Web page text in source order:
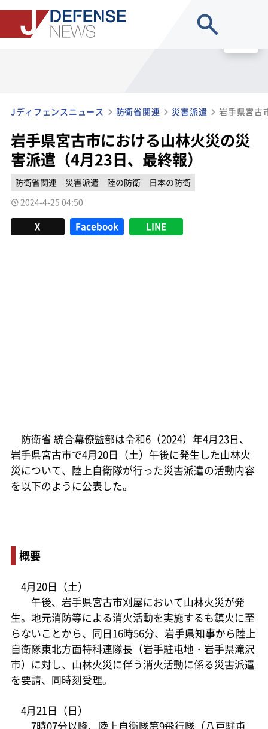
Jディフェンスニュース 防衛省関連 災害派遣
岩手県宮古市における山林火災の災
害派遣（4月23日、最終報）
防衛省関連 災害派遣 陸の防衛
日本の防衛
2024-4-25 04:50
X Facebook LINE
防衛省 統合幕僚監部は令和6（2024）年4月23日、
岩手県宮古市で4月20日（土）午後に発生した山林火
災について、陸上自衛隊が行った災害派遣の活動内容
を以下のように公表した。
概要
4月20日（土）
午後、岩手県宮古市刈屋において山林火災が発
生。地元消防等による消火活動を実施するも鎮火に至
らないことから、同日16時56分、岩手県知事から陸上
自衛隊東北方面特科連隊長（岩手駐屯地・岩手県滝沢
市）に対し、山林火災に伴う消火活動に係る災害派遣
を要請、同時刻受理。
4月21日（日）
7時07分以降、陸上自衛隊第9飛行隊（八戸駐屯